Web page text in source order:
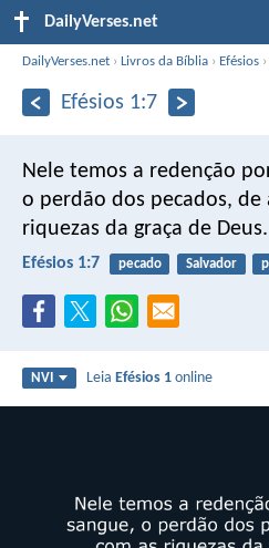
DailyVerses.net
DailyVerses.net ›Livros da Bíblia › Efésios ›
Efésios 1:7
Nele temos a redenção
o perdão dos pecados, de
riquezas da graça de Deus.
Efésios 1:7 pecado Salvador
NVI LeiaEfésios 1 online